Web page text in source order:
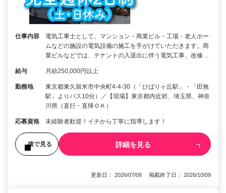
仕事内容
電気工事士として、マンション・商業ビル・工場・老人ホー
ムなどの施設の電気設備の施工を手がけていただきます。商
業ビルなどでは、テナントの入退出に伴う電気工事、改修…
給与 月給250,000円以上
勤務地
東京都東久留米市中央町4-4-30（「ひばりヶ丘駅」・「田無
駅」よりバス10分）／【現場】東京都内近郊、埼玉県、神奈
川県（直行・直帰ＯＫ）
応募資格 未経験者歓迎！イチから丁寧に指導します！
後で見る 詳細を見る
更新日： 2026/07/08 掲載終了日： 2026/10/09